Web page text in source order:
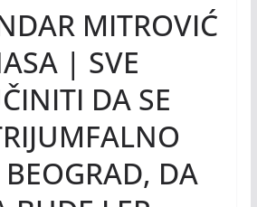
MITROVIĆ
| SVE
DA SE
DA